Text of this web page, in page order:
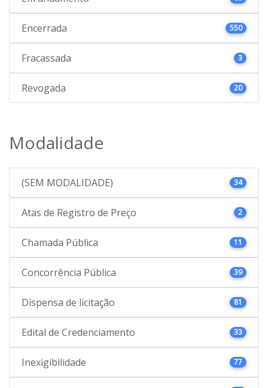
Encerrada 550
Fracassada 3
Revogada 20
Modalidade
(SEM MODALIDADE) 34
Atas de Registro de Preço 2
Chamada Pública 11
Concorrência Pública 39
Dispensa de licitação 81
Edital de Credenciamento 33
Inexigibilidade 77